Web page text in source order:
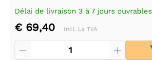
Délai de livraison 3 à 7 jours ouvrables
€ 69,40 Incl. La TVA